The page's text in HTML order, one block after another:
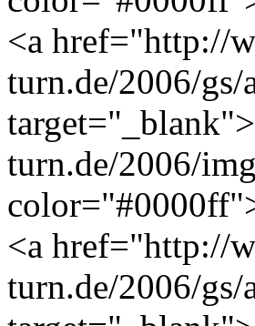
<a href="http://
turn.de/2006/
turn.de/2006/
<a href="http://
turn.de/2006/